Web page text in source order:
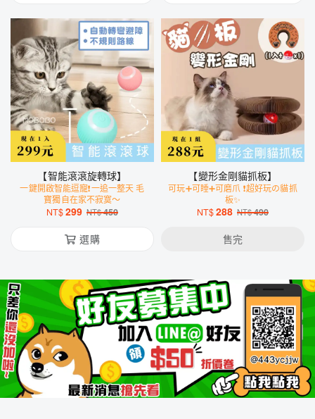
【智能滾滾旋轉球】
一鍵開啟智能逗寵❗️一追一整天 毛
寶獨自在家不寂寞～
NT$299 NT$450
選購
【變形金剛貓抓板】
可玩➕可睡➕可磨爪 ❗️超好玩の貓抓
板✨
NT$288 NT$490
售完